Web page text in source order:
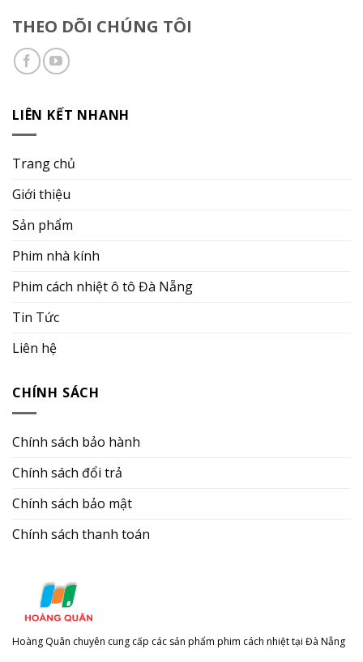
THEO DÕI CHÚNG TÔI
LIÊN KẾT NHANH
Trang chủ
Giới thiệu
Sản phẩm
Phim nhà kính
Phim cách nhiệt ô tô Đà Nẵng
Tin Tức
Liên hệ
CHÍNH SÁCH
Chính sách bảo hành
Chính sách đổi trả
Chính sách bảo mật
Chính sách thanh toán
Hoàng Quân chuyên cung cấp các sản phẩm phim cách nhiệt tại Đà Nẵng